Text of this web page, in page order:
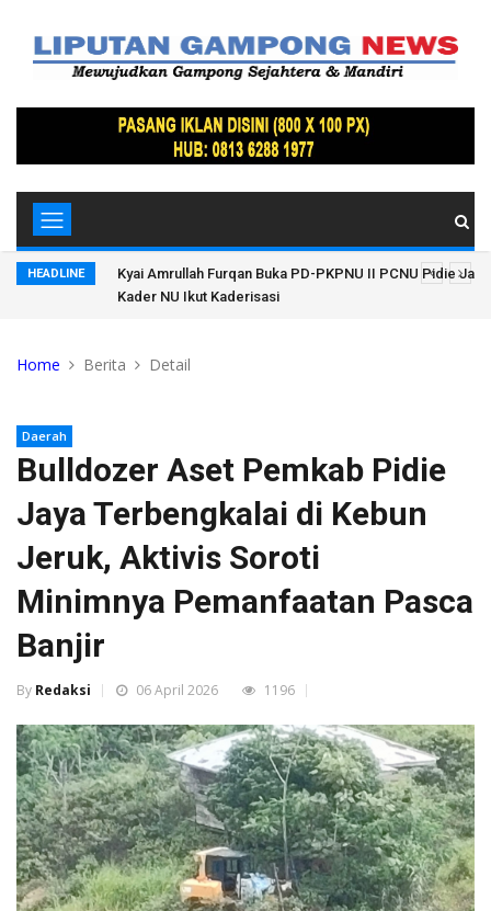
HEADLINE
Kyai Amrullah Furqan Buka PD-PKPNU II PCNU Pidie
Kader NU Ikut Kaderisasi
Home Berita Detail
Daerah
Bulldozer Aset Pemkab Pidie
Jaya Terbengkalai di Kebun
Jeruk, Aktivis Soroti
Minimnya Pemanfaatan Pasca
Banjir
By Redaksi 06 April 2026 1196